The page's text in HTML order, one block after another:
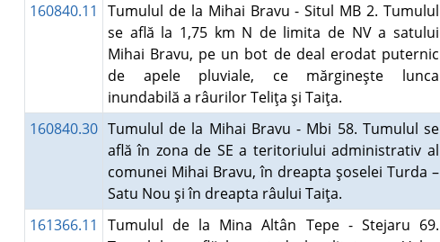
160840.11
Tumulul de la Mihai Bravu - Situl MB 2. Tumulul
se află la 1,75 km N de limita de NV a satului
Mihai Bravu, pe un bot de deal erodat puternic
de apele pluviale, ce mărgineşte lunca
inundabilă a râurilor Teliţa şi Taiţa.
160840.30 Tumulul de la Mihai Bravu - Mbi 58. Tumulul se
află în zona de SE a teritoriului administrativ al
comunei Mihai Bravu, în dreapta şoselei Turda –
Satu Nou şi în dreapta râului Taiţa.
161366.11
Tumulul de la Mina Altân Tepe - Stejaru 69.